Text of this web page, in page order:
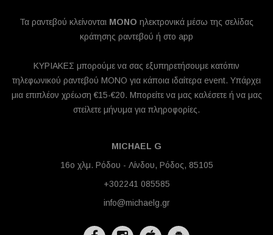
Τα ραντεβού κλείνονται MONO ηλεκτρονικά μέσω της σελίδας
κράτησης ραντεβού ή στο app
ΚΥΡΙΑΚΕΣ μπορούμε να σας εξυπηρετήσουμε κατόπιν
τηλεφωνικού ραντεβού ΜΟΝΟ για κάποια ιδαίτερα event. Υπάρχει
μια επιπλέον χρέωση €15-€20. Μπορείτε να μας καλέσετε ή να μας
στείλετε μήνυμα για πληροφορίες.
MICHAEL G
16ο χλμ. Ρόδου - Λίνδου, Ρόδος, 85105
+302241 085585
info@michaelg.gr